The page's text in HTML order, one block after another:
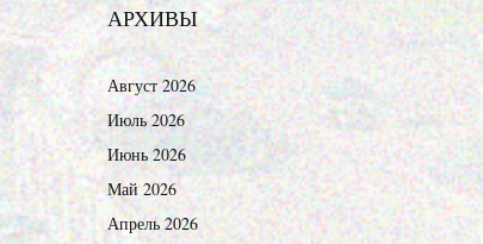
АРХИВЫ
Август 2026
Июль 2026
Июнь 2026
Май 2026
Апрель 2026